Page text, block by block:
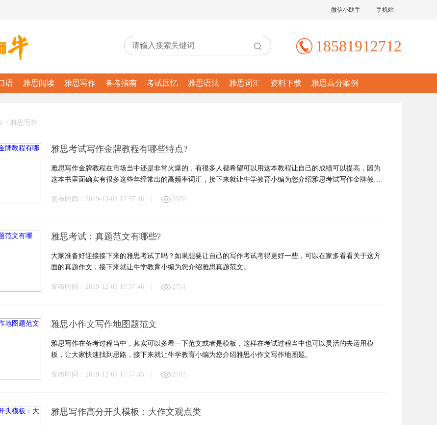
微信小助手 手机站
18581912712
语 雅思阅读 雅思写作 备考指南 考试回忆 雅思语法 雅思词汇 资料下载 雅思高分案例
> 雅思写作
雅思考试写作金牌教程有哪些特点?
雅思写作金牌教程在市场当中还是非常火爆的，有很多人都希望可以用这本教程让自己的成绩可以提高，因为
这本书里面确实有很多这些年经常出的高频率词汇，接下来就让牛学教育小编为您介绍雅思考试写作金牌教
发布时间：2019-12-03 17:57:46
3370
雅思考试：真题范文有哪些?
大家准备好迎接接下来的雅思考试了吗？如果想要让自己的写作考试考得更好一些，可以在家多看看关于这方
面的真题作文，接下来就让牛学教育小编为您介绍雅思真题范文。
发布时间：2019-12-03 17:57:46 2751
雅思小作文写作地图题范文
雅思写作在备考过程当中，其实可以多看一下范文或者是模板，这样在考试过程当中也可以灵活的去运用模
板，让大家快速找到思路，接下来就让牛学教育小编为您介绍雅思小作文写作地图题。
发布时间：2019-12-03 17:57:45 2783
雅思写作高分开头模板：大作文观点类